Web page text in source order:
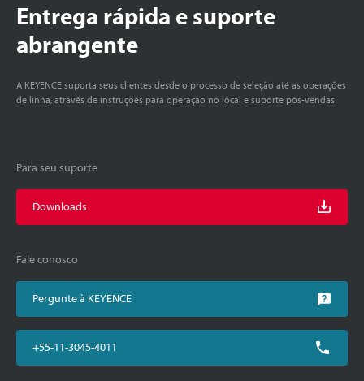
Entrega rápida e suporte
abrangente
A KEYENCE suporta seus clientes desde o processo de seleção até as operações
de linha, através de instruções para operação no local e suporte pós-vendas.
Para seu suporte
Downloads
Fale conosco
Pergunte à KEYENCE
+55-11-3045-4011